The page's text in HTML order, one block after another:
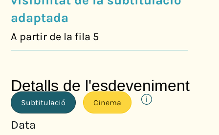
adaptada
A partir de la fila 5
Detalls de l'esdeveniment
Subtitulació Cinema
Data